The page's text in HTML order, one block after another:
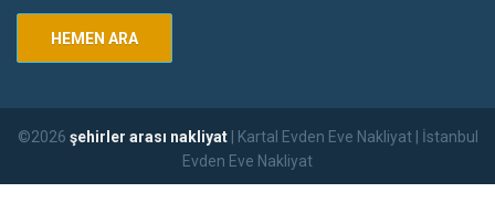
HEMEN ARA
©2026 şehirler arası nakliyat
| Kartal Evden Eve Nakliyat | İstanbul
Evden Eve Nakliyat